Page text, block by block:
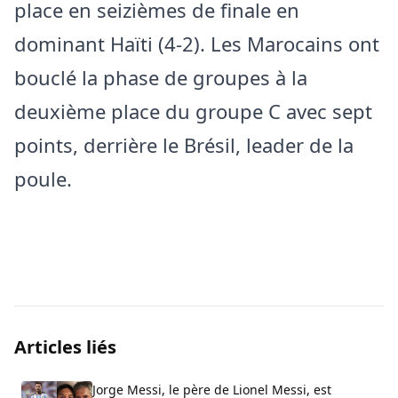
place en seizièmes de finale en
dominant Haïti (4-2). Les Marocains ont
bouclé la phase de groupes à la
deuxième place du groupe C avec sept
points, derrière le Brésil, leader de la
poule.
Articles liés
Jorge Messi, le père de Lionel Messi, est